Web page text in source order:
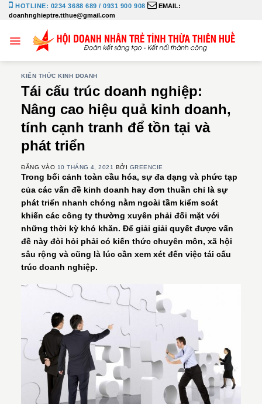
Bỏ
qua
dung
HOTLINE: 0234 3688 689 / 0931 900 908
EMAIL:
doanhnghieptre.tthue@gmail.com
KIẾN THỨC KINH DOANH
Tái cấu trúc doanh nghiệp:
Nâng cao hiệu quả kinh doanh,
tính cạnh tranh để tồn tại và
phát triển
ĐĂNG VÀO 10 THÁNG 4, 2021 BỞI GREENCIE
Trong bối cảnh toàn cầu hóa, sự đa dạng và phức tạp
của các vấn đề kinh doanh hay đơn thuần chỉ là sự
phát triển nhanh chóng nằm ngoài tầm kiểm soát
khiến các công ty thường xuyên phải đối mặt với
những thời kỳ khó khăn. Để giải giải quyết được vấn
đề này đòi hỏi phải có kiến thức chuyên môn, xã hội
sâu rộng và cũng là lúc cần xem xét đến việc tái cấu
trúc doanh nghiệp.